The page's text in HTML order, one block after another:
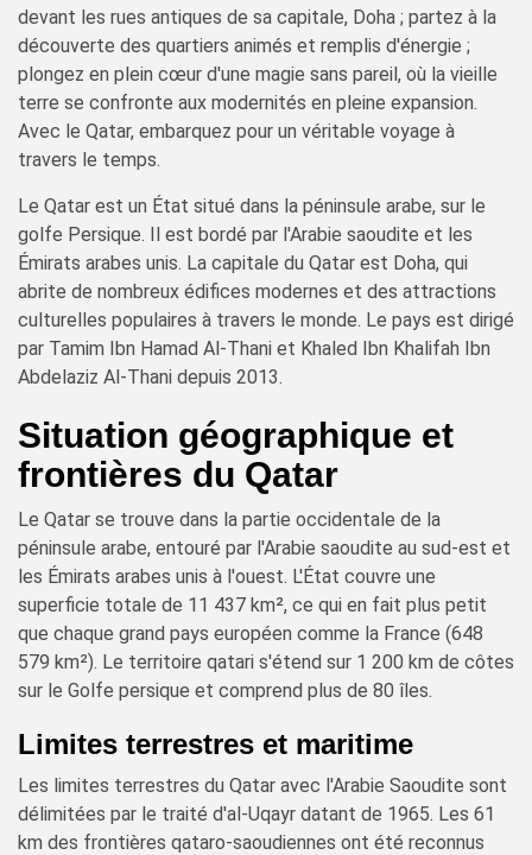
devant les rues antiques de sa capitale, Doha ; partez à la
découverte des quartiers animés et remplis d'énergie ;
plongez en plein cœur d'une magie sans pareil, où la vieille
terre se confronte aux modernités en pleine expansion.
Avec le Qatar, embarquez pour un véritable voyage à
travers le temps.
Le Qatar est un État situé dans la péninsule arabe, sur le
golfe Persique. Il est bordé par l'Arabie saoudite et les
Émirats arabes unis. La capitale du Qatar est Doha, qui
abrite de nombreux édifices modernes et des attractions
culturelles populaires à travers le monde. Le pays est dirigé
par Tamim Ibn Hamad Al-Thani et Khaled Ibn Khalifah Ibn
Abdelaziz Al-Thani depuis 2013.
Situation géographique et
frontières du Qatar
Le Qatar se trouve dans la partie occidentale de la
péninsule arabe, entouré par l'Arabie saoudite au sud-est et
les Émirats arabes unis à l'ouest. L'État couvre une
superficie totale de 11 437 km², ce qui en fait plus petit
que chaque grand pays européen comme la France (648
579 km²). Le territoire qatari s'étend sur 1 200 km de côtes
sur le Golfe persique et comprend plus de 80 îles.
Limites terrestres et maritime
Les limites terrestres du Qatar avec l'Arabie Saoudite sont
délimitées par le traité d'al-Uqayr datant de 1965. Les 61
km des frontières qataro-saoudiennes ont été reconnus